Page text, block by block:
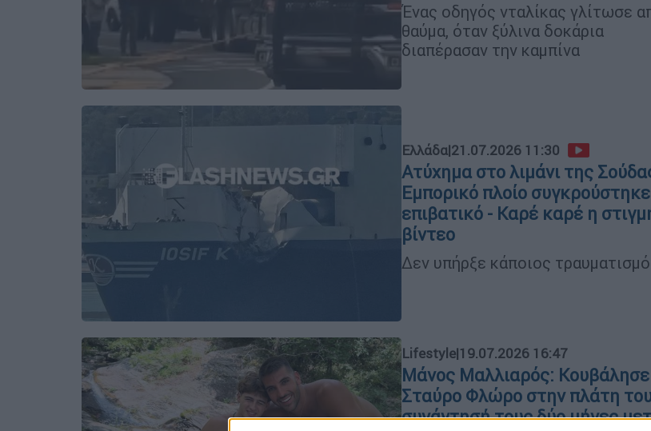
Ένας οδηγός νταλίκας γλίτωσε
θαύμα, όταν ξύλινα δοκάρια
διαπέρασαν την καμπίνα
Ελλάδα|21.07.2026 11:30
Ατύχημα στο λιμάνι της
Εμπορικό πλοίο
επιβατικό - Καρέ καρέ η
βίντεο
Δεν υπήρξε κάποιος
Lifestyle|19.07.2026 16:47
Μάνος Μαλλιαρός: Κουβάλησε
Σταύρο Φλώρο στην πλάτη
συνάντησή τους δύο μήνες